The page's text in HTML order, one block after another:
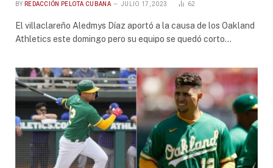
BY REDACCIÓN PELOTA CUBANA JULIO 17, 2023 62
El villaclareño Aledmys Díaz aportó a la causa de los Oakland
Athletics este domingo pero su equipo se quedó corto…